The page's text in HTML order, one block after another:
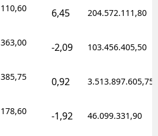
110,60 6,45 204.572.111,80
363,00 -2,09 103.456.405,50
385,75 0,92 3.513.897.605,75
178,60 -1,92 46.099.331,90